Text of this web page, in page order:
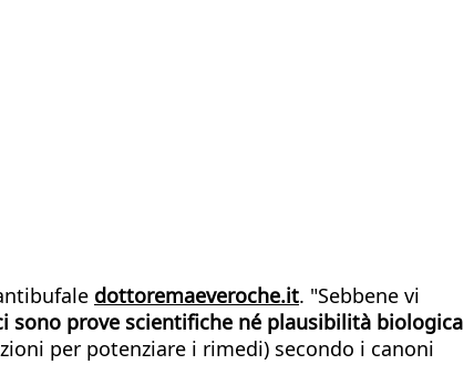
dottoremaeveroche.it. "Sebbene vi
sono prove scientifiche né plausibilità biologica
per potenziare i rimedi) secondo i canoni